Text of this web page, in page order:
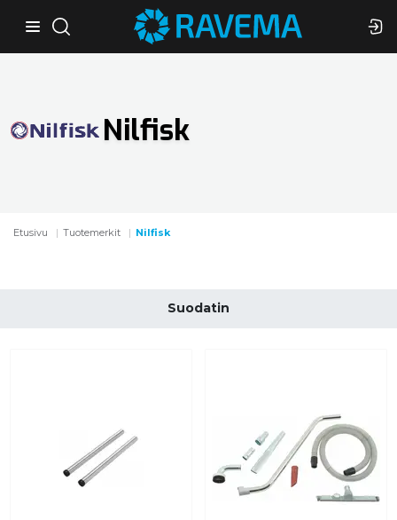
Etusivu Tuotemerkit Nilfisk
Nilfisk
Suodatin